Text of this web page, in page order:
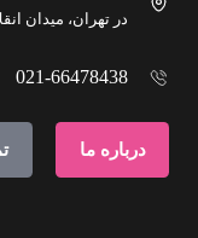
در تهران، میدان
021-66478438
درباره ما